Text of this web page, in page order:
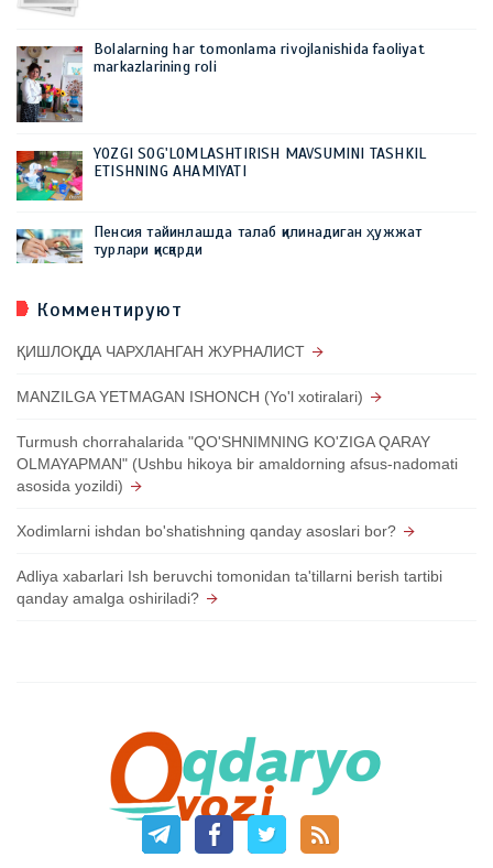
Bolalarning har tomonlama rivojlanishida faoliyat
markazlarining roli
YOZGI SOG'LOMLASHTIRISH MAVSUMINI TASHKIL
ETISHNING AHAMIYATI
Пенсия тайинлашда талаб қилинадиган ҳужжат
турлари қисқарди
Комментируют
ҚИШЛОҚДА ЧАРХЛАНГАН ЖУРНАЛИСТ
MANZILGA YETMAGAN ISHONCH (Yo'l xotiralari)
Turmush chorrahalarida "QO'SHNIMNING KO'ZIGA QARAY
OLMAYAPMAN" (Ushbu hikoya bir amaldorning afsus-nadomati
asosida yozildi)
Xodimlarni ishdan bo'shatishning qanday asoslari bor?
Adliya xabarlari Ish beruvchi tomonidan ta'tillarni berish tartibi
qanday amalga oshiriladi?